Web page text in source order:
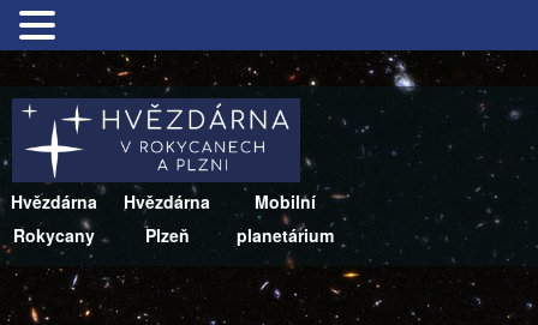
Hvězdárna
Rokycany
Hvězdárna
Plzeň
Mobilní
planetárium